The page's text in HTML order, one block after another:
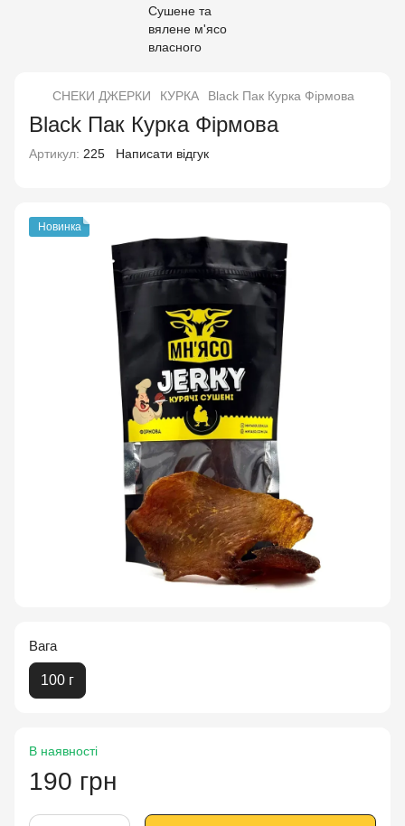
СНЕКИ ДЖЕРКИ КУРКА Black Пак Курка Фірмова
Black Пак Курка Фірмова
Артикул: 225 Написати відгук
Новинка
Вага
100 г
В наявності
190 грн